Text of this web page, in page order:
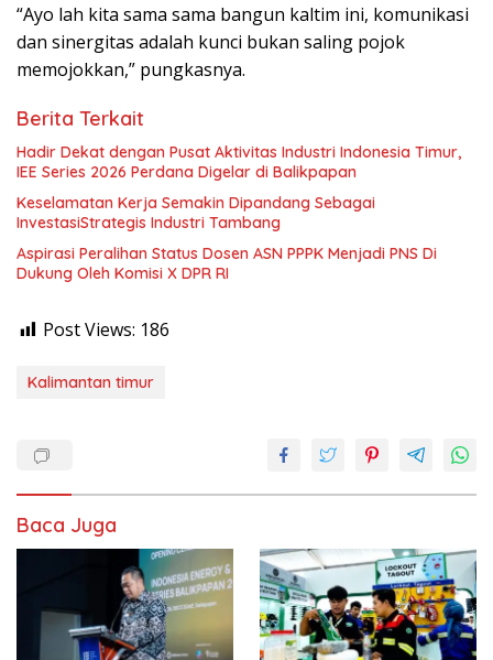
“Ayo lah kita sama sama bangun kaltim ini, komunikasi
dan sinergitas adalah kunci bukan saling pojok
memojokkan,” pungkasnya.
Berita Terkait
Hadir Dekat dengan Pusat Aktivitas Industri Indonesia Timur,
IEE Series 2026 Perdana Digelar di Balikpapan
Keselamatan Kerja Semakin Dipandang Sebagai
InvestasiStrategis Industri Tambang
Aspirasi Peralihan Status Dosen ASN PPPK Menjadi PNS Di
Dukung Oleh Komisi X DPR RI
Post Views: 186
Kalimantan timur
Baca Juga